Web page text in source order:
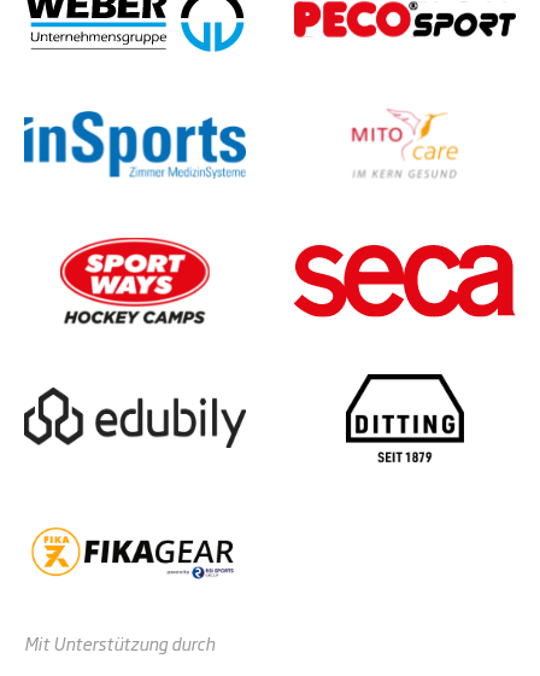
Mit Unterstützung durch